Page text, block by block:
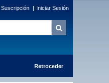
Suscripción | Iniciar Sesión
Retroceder